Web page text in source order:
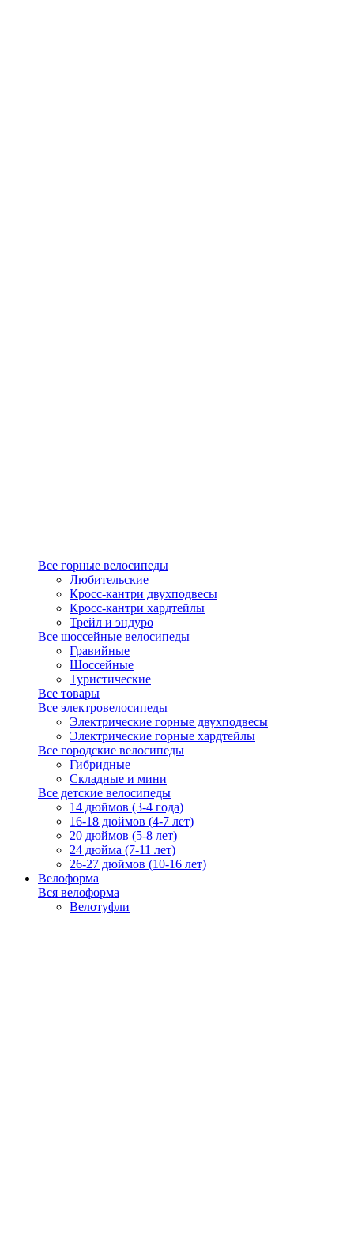
Все горные велосипеды
Любительские
Кросс-кантри двухподвесы
Кросс-кантри хардтейлы
Трейл и эндуро
Все шоссейные велосипеды
Гравийные
Шоссейные
Туристические
Все товары
Все электровелосипеды
Электрические горные двухподвесы
Электрические горные хардтейлы
Все городские велосипеды
Гибридные
Складные и мини
Все детские велосипеды
14 дюймов (3-4 года)
16-18 дюймов (4-7 лет)
20 дюймов (5-8 лет)
24 дюйма (7-11 лет)
26-27 дюймов (10-16 лет)
Велоформа
Вся велоформа
Велотуфли